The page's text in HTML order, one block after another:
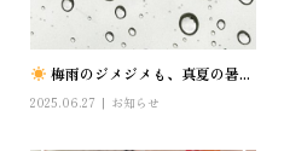
梅雨のジメジメも、真夏の暑...
2025.06.27 お知らせ